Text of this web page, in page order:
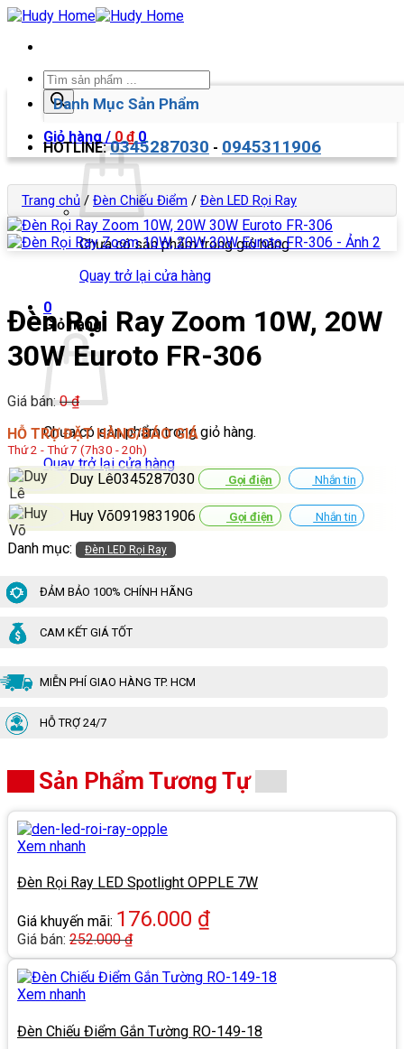
Bỏ
Tìm
kiếm
sản
phẩm
Giỏ hàng /0₫ 0
Chưa có sản phẩm trong giỏ hàng.
Quay trở lại cửa hàng
0
Giỏ hàng
Chưa có sản phẩm trong giỏ hàng.
Quay trở lại cửa hàng
Danh Mục Sản Phẩm
HOTLINE:0345287030 - 0945311906
Trang chủ / Đèn Chiếu Điểm / Đèn LED Rọi Ray
Đèn Rọi Ray Zoom 10W, 20W
30W Euroto FR-306
Giá bán:0₫
HỖ TRỢ ĐẶT HÀNG/BÁO GIÁ
Thứ 2 - Thứ 7 (7h30 - 20h)
Duy Lê0345287030 Gọi điện Nhắn tin
Huy Võ0919831906 Gọi điện Nhắn tin
Danh mục: Đèn LED Rọi Ray
ĐẢM BẢO 100% CHÍNH HÃNG
CAM KẾT GIÁ TỐT
MIỄN PHÍ GIAO HÀNG TP. HCM
HỖ TRỢ 24/7
Sản Phẩm Tương Tự
Xem nhanh
Đèn Rọi Ray LED Spotlight OPPLE 7W
Giá khuyến mãi: 176.000 ₫
Giá bán: 252.000₫
Xem nhanh
Đèn Chiếu Điểm Gắn Tường RO-149-18